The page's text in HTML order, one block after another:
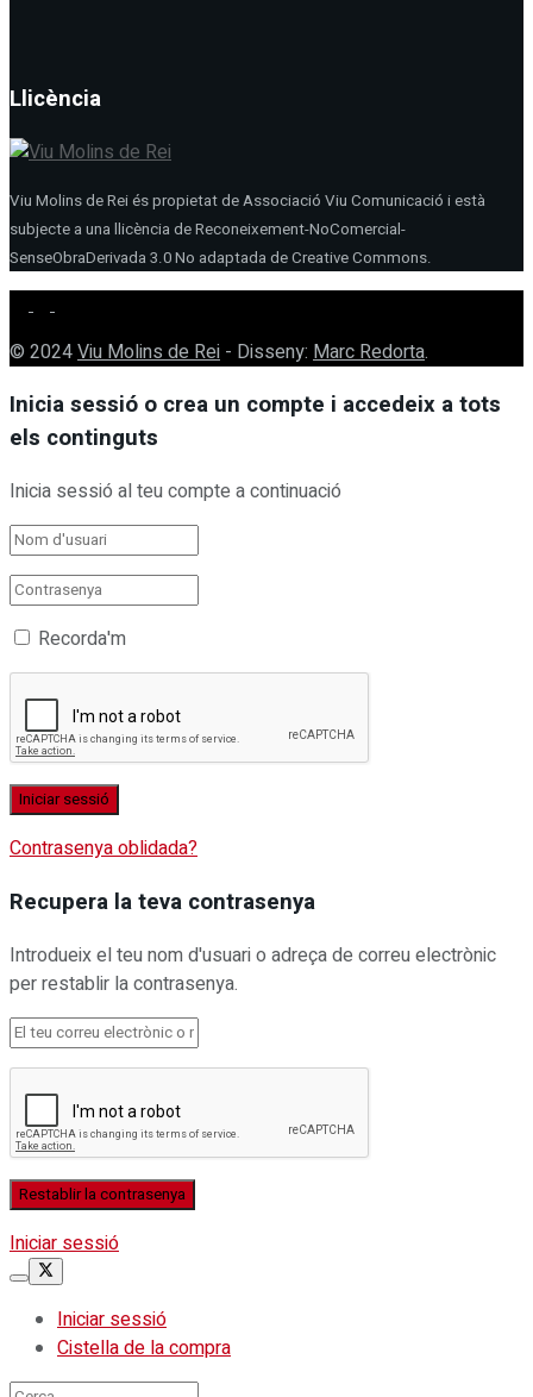
Llicència
Viu Molins de Rei és propietat de Associació Viu Comunicació i està
subjecte a una llicència de Reconeixement-NoComercial-
SenseObraDerivada 3.0 No adaptada de Creative Commons.
© 2024Viu Molins de Rei - Disseny: Marc Redorta.
Inicia sessió o crea un compte i accedeix a tots
els continguts
Inicia sessió al teu compte a continuació
Recorda'm
Contrasenya oblidada?
Recupera la teva contrasenya
Introdueix el teu nom d'usuari o adreça de correu electrònic
per restablir la contrasenya.
Iniciar sessió
Iniciar sessió
Cistella de la compra